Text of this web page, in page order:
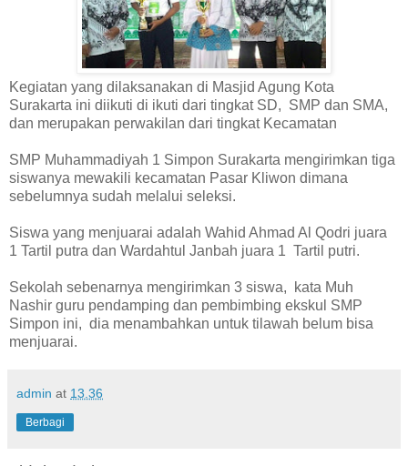
Kegiatan yang dilaksanakan di Masjid Agung Kota
Surakarta ini diikuti di ikuti dari tingkat SD, SMP dan SMA,
dan merupakan perwakilan dari tingkat Kecamatan
SMP Muhammadiyah 1 Simpon Surakarta mengirimkan tiga
siswanya mewakili kecamatan Pasar Kliwon dimana
sebelumnya sudah melalui seleksi.
Siswa yang menjuarai adalah Wahid Ahmad Al Qodri juara
1 Tartil putra dan Wardahtul Janbah juara 1 Tartil putri.
Sekolah sebenarnya mengirimkan 3 siswa, kata Muh
Nashir guru pendamping dan pembimbing ekskul SMP
Simpon ini, dia menambahkan untuk tilawah belum bisa
menjuarai.
admin at 13.36
Berbagi